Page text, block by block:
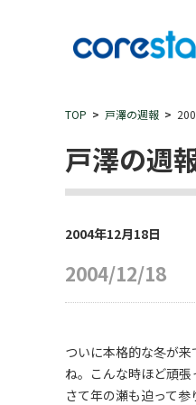
TOP 戸澤の週報
戸澤の週
2004年12月18日
2004/12/18
ついに本格的な冬が
ね。こんな時ほど頑張
さて年の瀬も迫って